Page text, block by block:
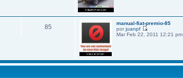
85
manual-fiat-premio-85
por juanpf
Mar Feb 22, 2011 12:21 pm